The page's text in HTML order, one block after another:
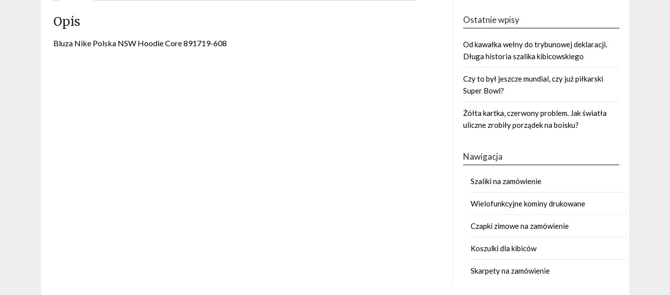
Opis
Bluza Nike Polska NSW Hoodie Core 891719-608
Ostatnie wpisy
Od kawałka wełny do trybunowej deklaracji.
Długa historia szalika kibicowskiego
Czy to był jeszcze mundial, czy już piłkarski
Super Bowl?
Żółta kartka, czerwony problem. Jak światła
uliczne zrobiły porządek na boisku?
Nawigacja
Szaliki na zamówienie
Wielofunkcyjne kominy drukowane
Czapki zimowe na zamówienie
Koszulki dla kibiców
Skarpety na zamówienie